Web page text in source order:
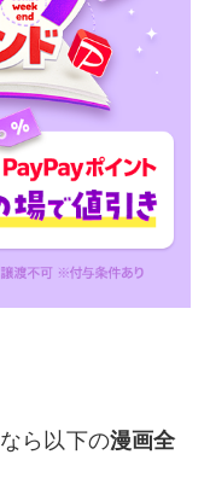
なら以下の漫画全